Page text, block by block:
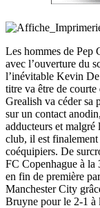
Les hommes de Pep
avec l’ouverture du
l’inévitable Kevin
titre va être de
Grealish va céder sa
sur un contact
adducteurs et malgré
club, il est finalement
coéquipiers. De
FC Copenhague à
en fin de première
Manchester City
Bruyne pour le 2-1 à